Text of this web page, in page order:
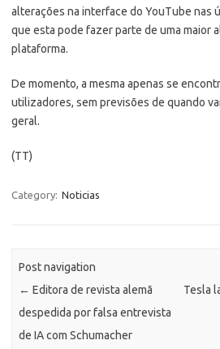
alterações na interface do YouTube nas
que esta pode fazer parte de uma maior
plataforma.
De momento, a mesma apenas se
utilizadores, sem previsões de quando
geral.
(TT)
Category: Noticias
Post navigation
← Editora de revista alemã
despedida por falsa entrevista
de IA com Schumacher
Tesla